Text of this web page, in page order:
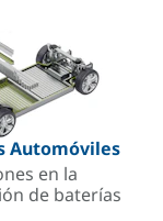
Automóviles
en la
de baterías